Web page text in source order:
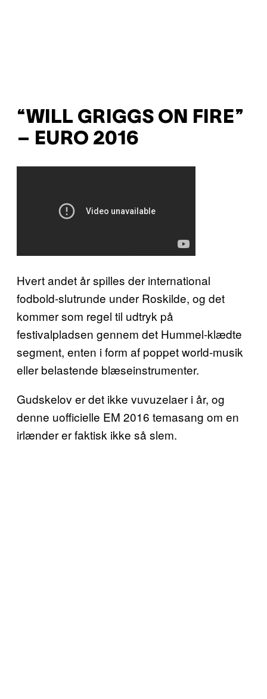
“WILL GRIGGS ON FIRE”
– EURO 2016
Hvert andet år spilles der international
fodbold-slutrunde under Roskilde, og det
kommer som regel til udtryk på
festivalpladsen gennem det Hummel-klædte
segment, enten i form af poppet world-musik
eller belastende blæseinstrumenter.
Gudskelov er det ikke vuvuzelaer i år, og
denne uofficielle EM 2016 temasang om en
irlænder er faktisk ikke så slem.